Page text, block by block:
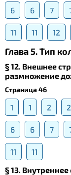
6 6 7
11 11 12
Глава 5. Тип
§ 12. Внешнее
размножение
Страница 46
1 1 2 2
6 6 7
11
11
§ 13.